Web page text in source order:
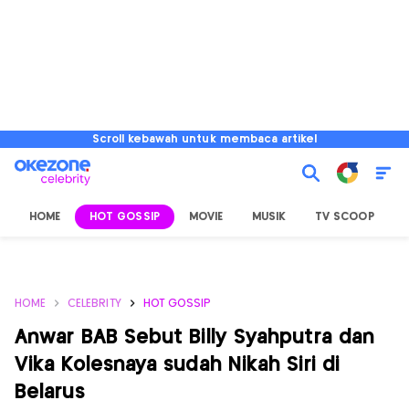
Scroll kebawah untuk membaca artikel
HOME HOT GOSSIP MOVIE MUSIK TV SCOOP
HOME CELEBRITY HOT GOSSIP
Anwar BAB Sebut Billy Syahputra dan
Vika Kolesnaya sudah Nikah Siri di
Belarus